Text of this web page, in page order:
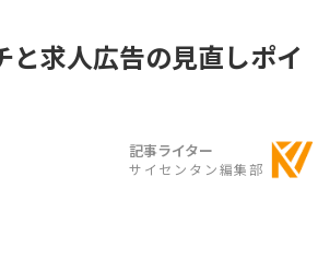
求人広告の見直しポイ
記事ライター
サイセンタン編集部